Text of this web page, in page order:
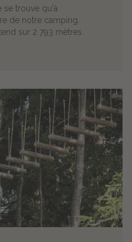
se trouve qu'à
de notre camping.
sur 2 793 mètres